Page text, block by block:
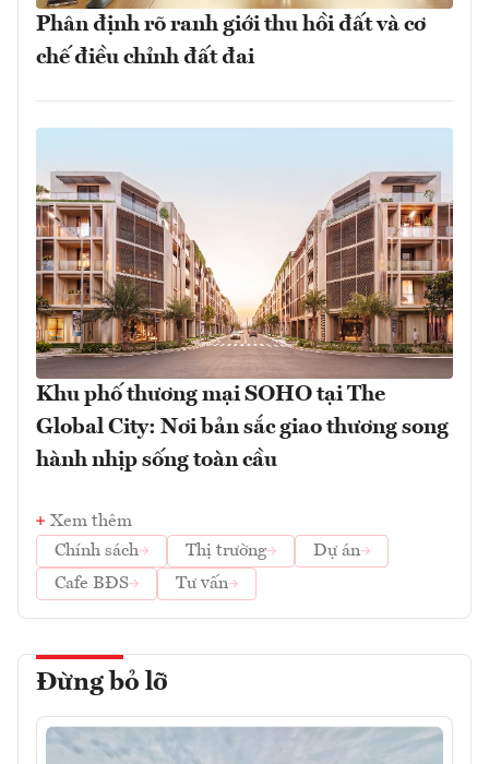
Phân định rõ ranh giới thu hồi đất và cơ
chế điều chỉnh đất đai
Khu phố thương mại SOHO tại The
Global City: Nơi bản sắc giao thương song
hành nhịp sống toàn cầu
Xem thêm
Chính sách
Thị trường
Dự án
Cafe BĐS
Tư vấn
Đừng bỏ lỡ